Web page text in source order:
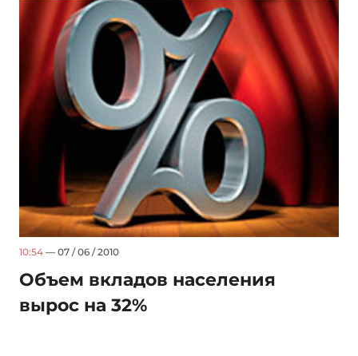
10:54 — 07 / 06 / 2010
Объем вкладов населения
вырос на 32%